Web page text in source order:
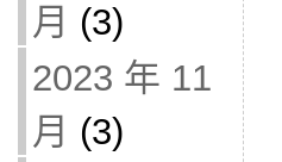
月 (3)
2023 年 11
月 (3)